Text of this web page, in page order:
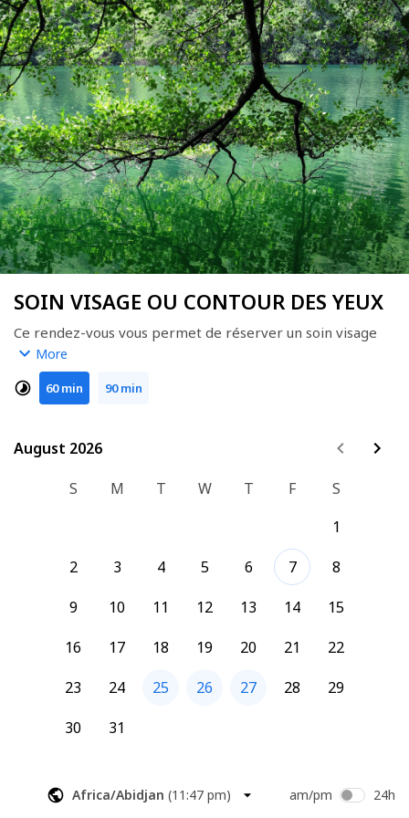
SOIN VISAGE OU CONTOUR DES YEUX
Ce rendez-vous vous permet de réserver un soin visage
personnalisé
( 1 h à 1h30 ),ou un soin contour des yeux (30mns)  . Nous
affinerons ensemble le type de soin selon vos besoins au
moment du rendez-vous.
Paris 16.
More
60 min 90 min
August 2026
August 2026
S
M T W T F
S
1
2
3 4 5 6 7
8
9
10 11 12 13 14
15
16
17 18 19 20 21
22
23
24 25 26 27 28
29
30
31
Africa/Abidjan (11:47 pm) am/pm 24h